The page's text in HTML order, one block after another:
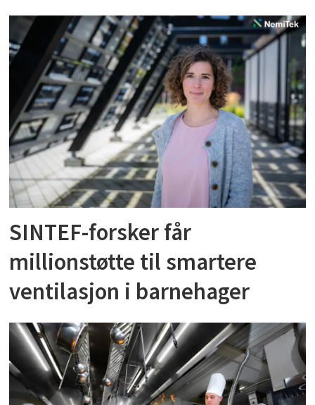
SINTEF-forsker får
millionstøtte til smartere
ventilasjon i barnehager